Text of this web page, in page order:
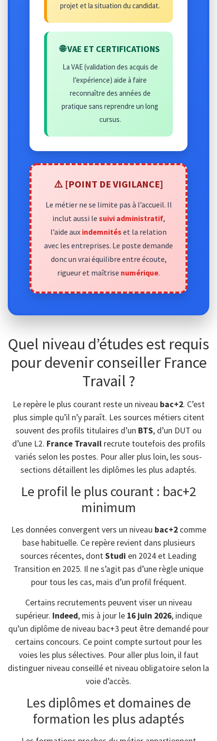
projet et la situation du candidat.
🌐 VAE ET CERTIFICATIONS
La VAE (validation des acquis de
l’expérience) aide à faire
reconnaître des années de
pratique sans reprendre un long
cursus.
⚠️ [POINT DE VIGILANCE]
Le métier ne se limite pas à l’accueil. Il
inclut aussi le suivi administratif,
l’aide aux indemnités et la relation
avec les entreprises. Le poste demande
donc un vrai équilibre entre écoute,
rigueur et maîtrise numérique.
Quel niveau d’études est requis
pour devenir conseiller France
Travail ?
Le repère le plus courant reste un niveau bac+2. C’est
plus simple qu’il n’y paraît. Les sources métiers citent
souvent des profils titulaires d’un BTS, d’un DUT ou
d’une L2. France Travailrecrute toutefois des profils
variés selon les postes. Pour aller plus loin, les sous-
sections détaillent les diplômes les plus adaptés.
Le profil le plus courant : bac+2
minimum
Les données convergent vers un niveau bac+2comme
base habituelle. Ce repère revient dans plusieurs
sources récentes, dontStudi en 2024 et Leading
Transition en 2025. Il ne s’agit pas d’une règle unique
pour tous les cas, mais d’un profil fréquent.
Certains recrutements peuvent viser un niveau
supérieur. Indeed, mis à jour le 16 juin 2026, indique
qu’un diplôme de niveau bac+3 peut être demandé pour
certains concours. Ce point compte surtout pour les
voies les plus sélectives. Pour aller plus loin, il faut
distinguer niveau conseillé et niveau obligatoire selon la
voie d’accès.
Les diplômes et domaines de
formation les plus adaptés